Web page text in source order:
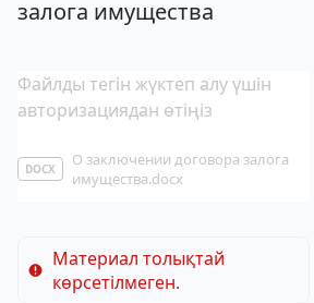
залога имущества
Файлды тегін жүктеп алу үшін
авторизациядан өтіңіз
DOCX
О заключении договора залога
имущества.docx
Материал толықтай
көрсетілмеген.